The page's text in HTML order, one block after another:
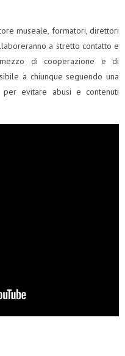
museale, formatori, direttori
a stretto contatto e
di cooperazione e di
a chiunque seguendo una
evitare abusi e contenuti